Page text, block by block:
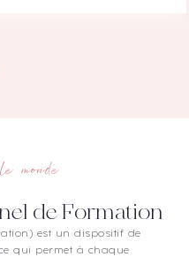
monde
de Formation
est un dispositif de
qui permet à chaque